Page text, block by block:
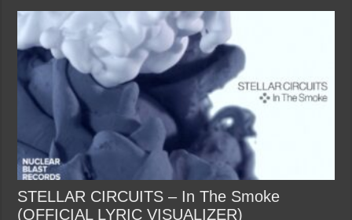
STELLAR CIRCUITS – In The Smoke
(OFFICIAL LYRIC VISUALIZER)